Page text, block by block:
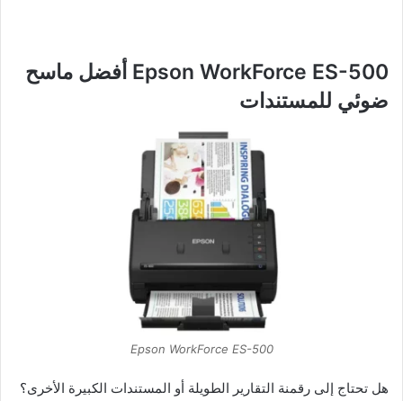
Epson WorkForce ES-500 أفضل ماسح
ضوئي للمستندات
Epson WorkForce ES-500
هل تحتاج إلى رقمنة التقارير الطويلة أو المستندات الكبيرة الأخرى؟